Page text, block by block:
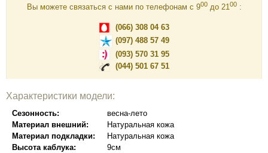
Вы можете связаться с нами по телефонам c 900до 2100:
(066) 308 04 63
(097) 488 57 49
(093) 570 31 95
(044) 501 67 51
Характеристики модели:
Сезонность:
весна-лето
Материал внешний:
Натуральная кожа
Материал подкладки:
Натуральная кожа
Высота каблука:
9см